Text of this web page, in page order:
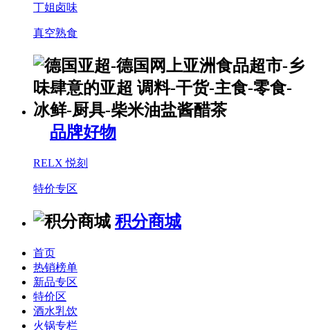
丁姐卤味
真空熟食
品牌好物
RELX 悦刻
特价专区
积分商城
首页
热销榜单
新品专区
特价区
酒水乳饮
火锅专栏